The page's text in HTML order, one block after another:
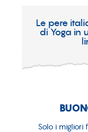
Le pere
di Yoga in
Solo i